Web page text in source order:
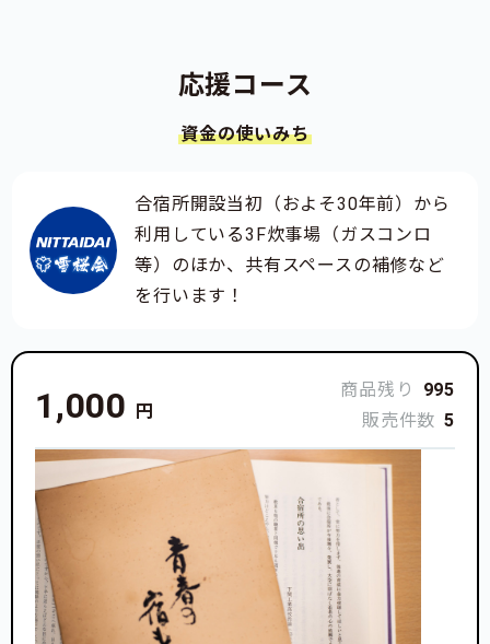
応援コース
資金の使いみち
合宿所開設当初（およそ30年前）から
利用している3F炊事場（ガスコンロ
等）のほか、共有スペースの補修など
を行います！
1,000 円
商品残り
995
販売件数 5